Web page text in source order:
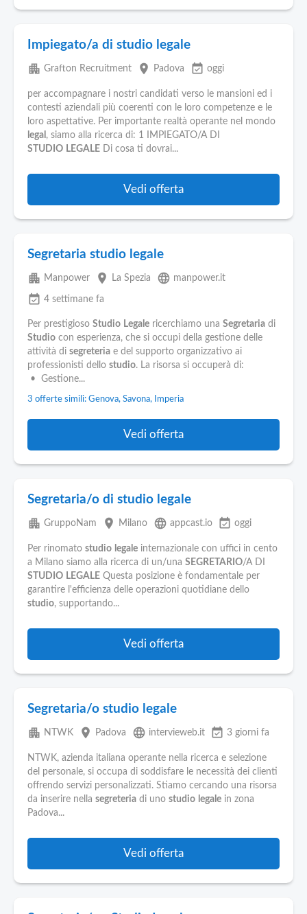
Impiegato/a di studio legale
apartment Grafton Recruitment place Padova event_available oggi
per accompagnare i nostri candidati verso le mansioni ed i
contesti aziendali più coerenti con le loro competenze e le
loro aspettative. Per importante realtà operante nel mondo
legal , siamo alla ricerca di: 1 IMPIEGATO/A DI
STUDIO LEGALE Di cosa ti dovrai...
Vedi offerta
Segretaria studio legale
apartment Manpower place La Spezia language manpower.it
event_available 4 settimane fa
Per prestigioso Studio Legale ricerchiamo una Segretaria di
Studio con esperienza, che si occupi della gestione delle
attività di segreteria e del supporto organizzativo ai
professionisti dello studio. La risorsa si occuperà di:
• Gestione...
3 offerte simili: Genova, Savona, Imperia
Vedi offerta
Segretaria/o di studio legale
apartment GruppoNam place Milano language appcast.io event_available oggi
Per rinomato studio legale internazionale con uffici in cento
a Milano siamo alla ricerca di un/una SEGRETARIO/A DI
STUDIO LEGALE Questa posizione è fondamentale per
garantire l'efficienza delle operazioni quotidiane dello
studio, supportando...
Vedi offerta
Segretaria/o studio legale
apartment NTWK place Padova language intervieweb.it event_available 3 giorni fa
NTWK, azienda italiana operante nella ricerca e selezione
del personale, si occupa di soddisfare le necessità dei clienti
offrendo servizi personalizzati. Stiamo cercando una risorsa
da inserire nella segreteria di uno studio legale in zona
Padova...
Vedi offerta